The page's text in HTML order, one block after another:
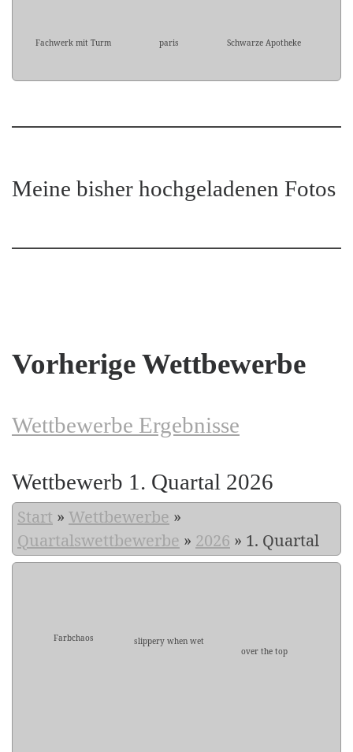
Fachwerk mit Turm paris Schwarze Apotheke
Meine bisher hochgeladenen Fotos
Vorherige Wettbewerbe
Wettbewerbe Ergebnisse
Wettbewerb 1. Quartal 2026
Start » Wettbewerbe »
Quartalswettbewerbe » 2026 » 1. Quartal
Farbchaos
slippery when wet
over the top